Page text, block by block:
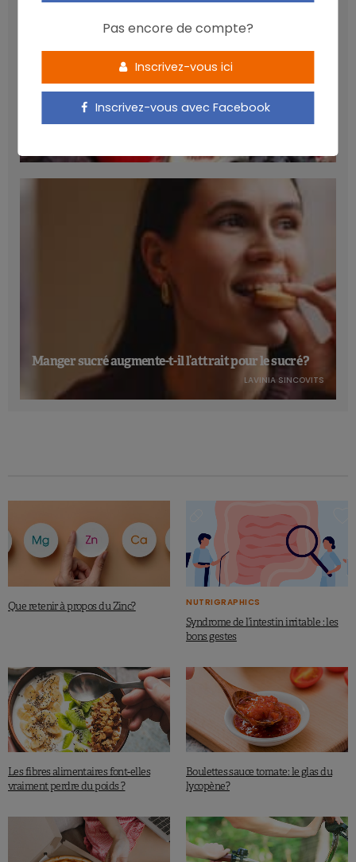
Les anthocyanines bénéfiques pour la santé
cardiométabolique
Manger sucré augmente-t-il l’attrait pour le sucré ?
LAVINIA SINCOVITS
Que retenir à propos du Zinc? NUTRIGRAPHICS
Syndrome de l’intestin irritable : les
bons gestes
Les fibres alimentaires font-elles
vraiment perdre du poids ?
Boulettes sauce tomate: le glas du
lycopène?
Pas encore de compte?
Inscrivez-vous ici
Inscrivez-vous avec Facebook